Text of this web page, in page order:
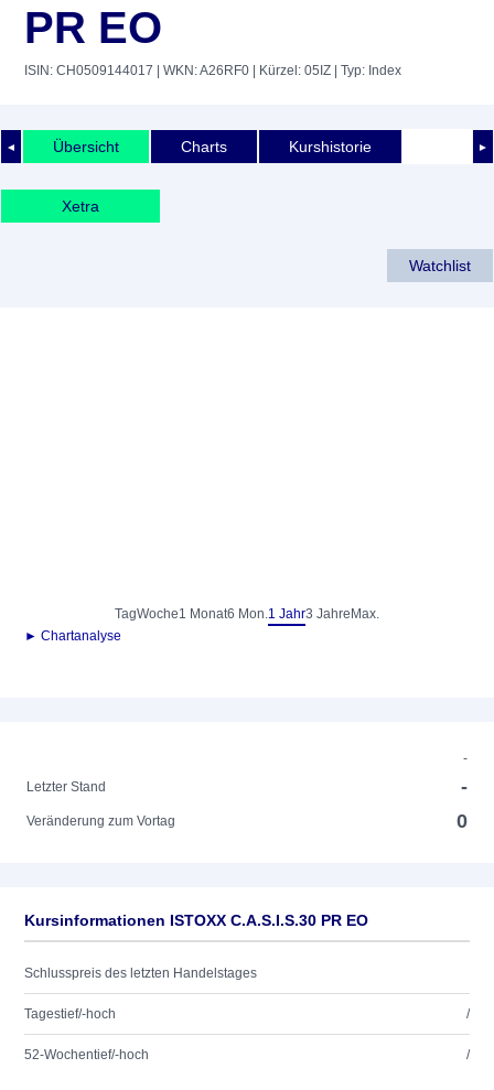
PR EO
ISIN: CH0509144017 | WKN: A26RF0 | Kürzel: 05IZ | Typ: Index
◄ ►
Übersicht Charts Kurshistorie
Xetra
Watchlist
TagWoche1 Monat6 Mon.1 Jahr3 Jahre Max.
► Chartanalyse
-
Letzter Stand
-
Veränderung zum Vortag 0
Kursinformationen ISTOXX C.A.S.I.S.30 PR EO
Schlusspreis des letzten Handelstages
Tagestief/-hoch /
52-Wochentief/-hoch /